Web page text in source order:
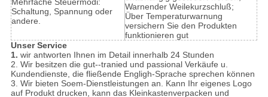
Mehrfache Steuermodi:
Schaltung, Spannung oder
andere.
Warnender Weilekurzschluß;
Über Temperaturwarnung
versichern Sie den Produkten
funktionieren gut
Unser Service
1. wir antworten Ihnen im Detail innerhalb 24 Stunden
2. Wir besitzen die gut--tranied und passional Verkäufe u.
Kundendienste, die fließende Engligh-Sprache sprechen können
3. Wir bieten Soem-Dienstleistungen an. Kann Ihr eigenes Logo
auf Produkt drucken, kann das Kleinkastenverpacken und